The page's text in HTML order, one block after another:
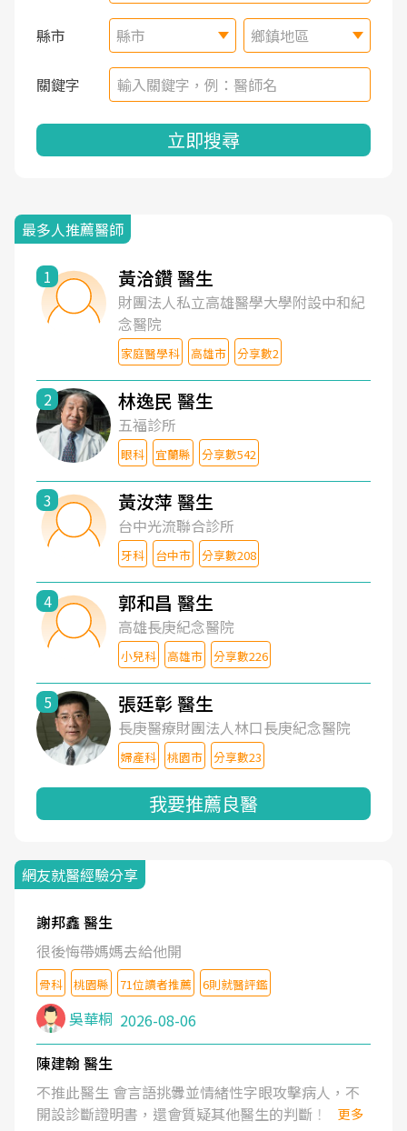
縣市 縣市 鄉鎮地區
關鍵字
立即搜尋
最多人推薦醫師
1 黃洽鑽 醫生
財團法人私立高雄醫學大學附設中和紀
念醫院
家庭醫學科 高雄市 分享數2
2 林逸民 醫生
五福診所
眼科 宜蘭縣 分享數542
3 黃汝萍 醫生
台中光流聯合診所
牙科 台中市 分享數208
4 郭和昌 醫生
高雄長庚紀念醫院
小兒科 高雄市 分享數226
5 張廷彰 醫生
長庚醫療財團法人林口長庚紀念醫院
婦產科 桃園市 分享數23
我要推薦良醫
網友就醫經驗分享
謝邦鑫 醫生
很後悔帶媽媽去給他開
骨科 桃園縣 71位讀者推薦 6則就醫評鑑
吳華桐 2026-08-06
陳建翰 醫生
不推此醫生 會言語挑釁並情緒性字眼攻擊病人，不
開設診斷證明書，還會質疑其他醫生的判斷！
更多